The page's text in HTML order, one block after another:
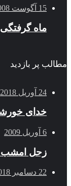
15 آگوست 2008
ماه گرفتگی بامداد 27
مطالب پر بازدید
24 آوریل 2018
خدای
6 آوریل 2009
زحل امشب
22 دسامبر 2018